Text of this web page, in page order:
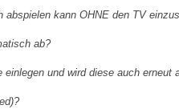
kann OHNE den TV
ab?
und wird diese auch erneut